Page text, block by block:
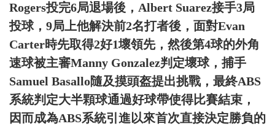
Rogers投完6局退場後，Albert Suarez接手3局
投球，9局上他解決前2名打者後，面對Evan
Carter時先取得2好1壞領先，然後第4球的外角
速球被主審Manny Gonzalez判定壞球，捕手
Samuel Basallo隨及摸頭盔提出挑戰，最終ABS
系統判定大半顆球通過好球帶使得比賽結束，
因而成為ABS系統引進以來首次直接決定勝負的